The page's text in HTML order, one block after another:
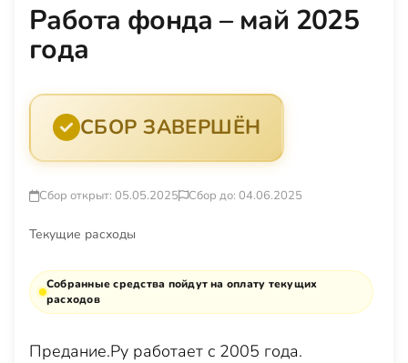
Работа фонда – май 2025
года
СБОР ЗАВЕРШЁН
Сбор открыт: 05.05.2025 Сбор до: 04.06.2025
Текущие расходы
Собранные средства пойдут на оплату текущих
расходов
Предание.Ру работает с 2005 года.